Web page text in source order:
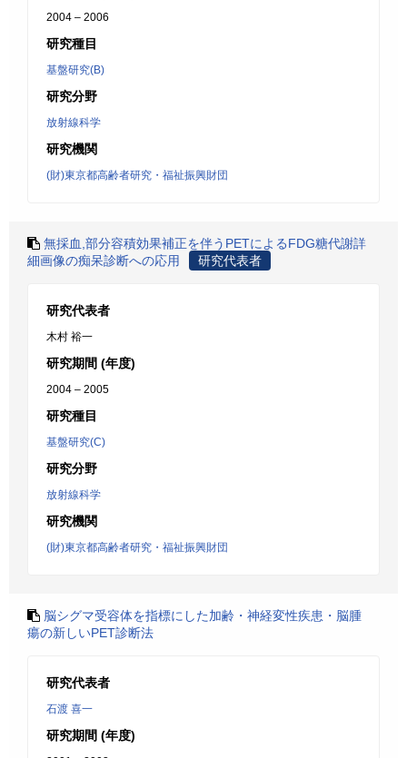
2004 – 2006
研究種目
基盤研究(B)
研究分野
放射線科学
研究機関
(財)東京都高齢者研究・福祉振興財団
無採血,部分容積効果補正を伴うPETによるFDG糖代謝詳
細画像の痴呆診断への応用
研究代表者
研究代表者
木村 裕一
研究期間 (年度)
2004 – 2005
研究種目
基盤研究(C)
研究分野
放射線科学
研究機関
(財)東京都高齢者研究・福祉振興財団
脳シグマ受容体を指標にした加齢・神経変性疾患・脳腫
瘍の新しいPET診断法
研究代表者
石渡 喜一
研究期間 (年度)